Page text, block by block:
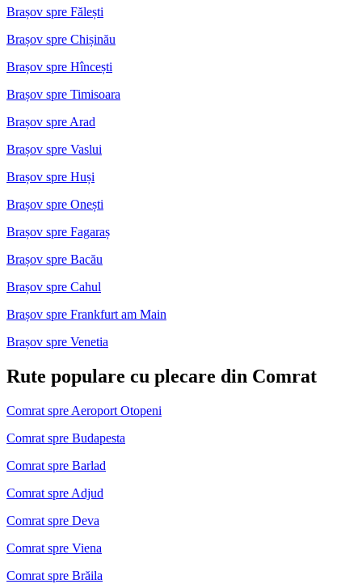
Brașov spre Fălești
Brașov spre Chișinău
Brașov spre Hîncești
Brașov spre Timisoara
Brașov spre Arad
Brașov spre Vaslui
Brașov spre Huși
Brașov spre Onești
Brașov spre Fagaraș
Brașov spre Bacău
Brașov spre Cahul
Brașov spre Frankfurt am Main
Brașov spre Venetia
Rute populare cu plecare din Comrat
Comrat spre Aeroport Otopeni
Comrat spre Budapesta
Comrat spre Barlad
Comrat spre Adjud
Comrat spre Deva
Comrat spre Viena
Comrat spre Brăila